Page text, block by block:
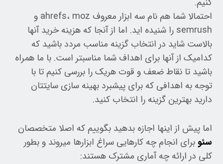
احتمالا شما هم نام سه ابزار معروف ahrefs، moz و
semrush را شنیده اید. اما از آنجا که هزینه خرید آنها
بالاست شاید در انتخاب گزینه مناسب مردد باشید که
کدامیک از آنها برای اهداف شما مناسبتر است. با ما همراه
باشید تا نقاط ضعف و قوت هریک را بررسی کنیم تا با
توجه به اهدافی که برای پیشبرد بهینه سازی سایتتان
دارید بهترین گزینه را انتخاب کنید.
اما پیش از اینها اجازه بدهید بگوییم که اصلا متخصصان
سئو برای انجام چه کارهایی سراغ ابزارها میروند و بطور
کلی در ارائه چه آماری مشترک هستند: